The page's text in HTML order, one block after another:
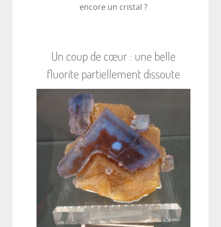
encore un cristal ?
Un coup de cœur : une belle
fluorite partiellement dissoute